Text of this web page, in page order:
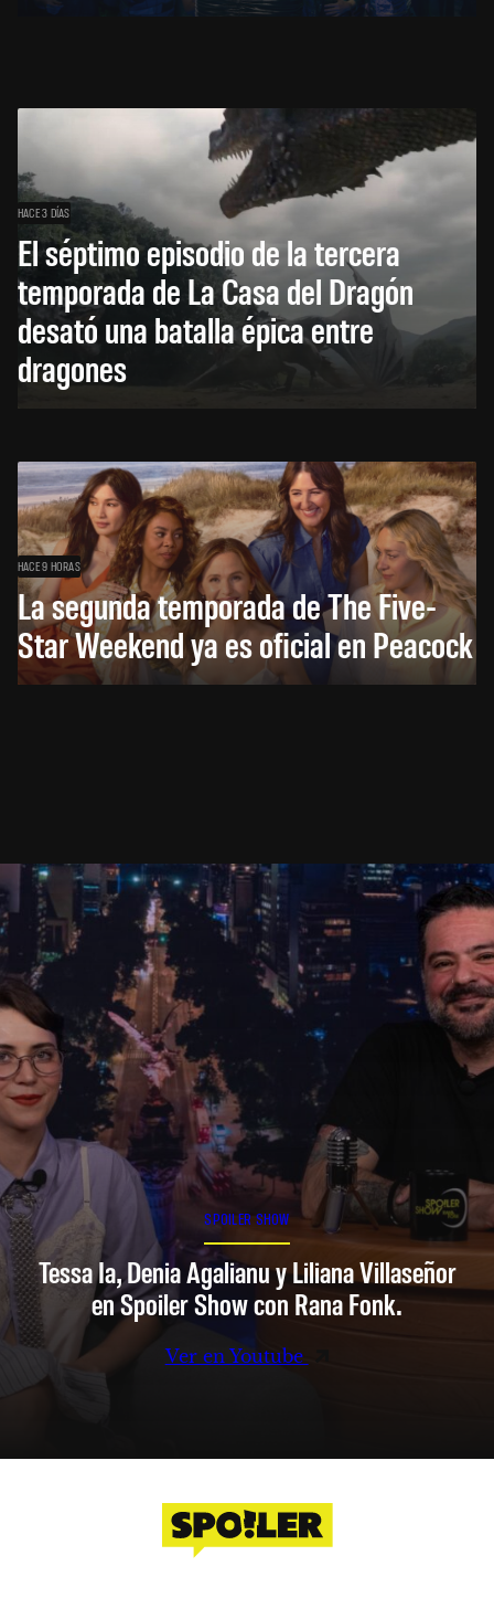
HACE 3 DÍAS
El séptimo episodio de la tercera
temporada de La Casa del Dragón
desató una batalla épica entre
dragones
HACE 9 HORAS
La segunda temporada de The Five-
Star Weekend ya es oficial en Peacock
SPOILER SHOW
Tessa Ia, Denia Agalianu y Liliana Villaseñor
en Spoiler Show con Rana Fonk.
Ver en Youtube